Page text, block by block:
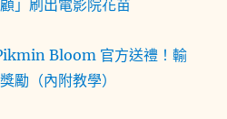
」刷出電影院花苗
Bloom 官方送禮！輸
勵（內附教學）